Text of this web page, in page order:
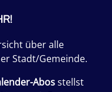
über alle
Stadt/Gemeinde.
Abosstellst